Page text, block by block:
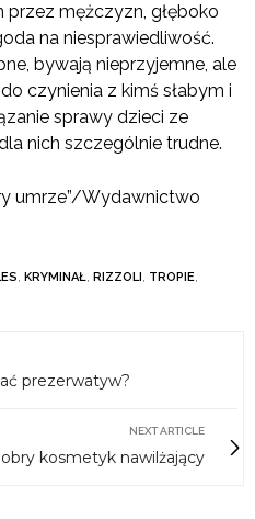
mężczyzn, głęboko
na niesprawiedliwość.
bywają nieprzyjemne, ale
czynienia z kimś słabym i
sprawy dzieci ze
nich szczególnie trudne.
umrze”/Wydawnictwo
, KRYMINAŁ, RIZZOLI , TROPIE,
prezerwatyw?
NEXT ARTICLE
kosmetyk nawilżający